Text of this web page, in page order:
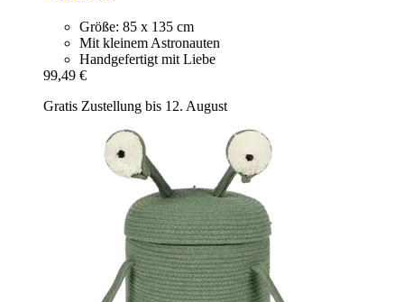
Größe: 85 x 135 cm
Mit kleinem Astronauten
Handgefertigt mit Liebe
99,49 €
Gratis Zustellung bis 12. August